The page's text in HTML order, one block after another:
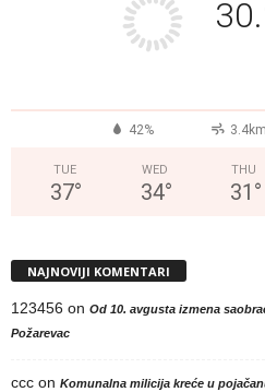
42%
TUE
37°
WED
34°
THU
31 °
NAJNOVIJI KOMENTARI
123456 on Od 10. avgusta izmena
Požarevac
ccc on Komunalna milicija kreće u